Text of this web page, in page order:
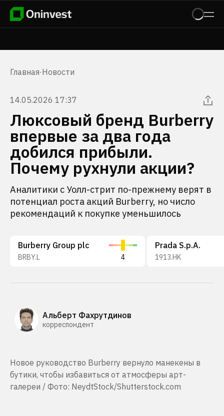
Главная·Новости
14.05.2026 17:37
Люксовый бренд Burberry
впервые за два года
добился прибыли.
Почему рухнули акции?
Аналитики с Уолл-стрит по-прежнему верят в
потенциал роста акций Burberry, но число
рекомендаций к покупке уменьшилось
Burberry Group plc
BRBY.L 4
Prada S.p.A.
1913.HK
Альберт Фахрутдинов
корреспондент
Новое руководство Burberry вернуло манекены в
бутики, чтобы избавиться от атмосферы арт-
галереи / Фото: NeydtStock/Shutterstock.com